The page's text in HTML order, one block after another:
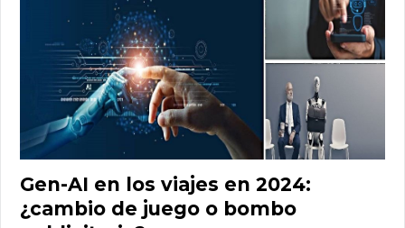
Gen-AI en los viajes en 2024:
¿cambio de juego o bombo